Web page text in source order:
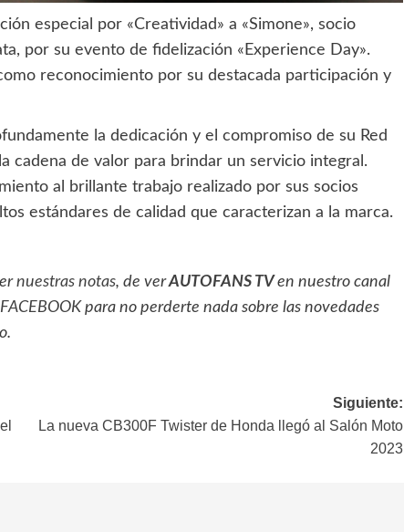
especial por «Creatividad» a «Simone», socio
por su evento de fidelización «Experience Day».
reconocimiento por su destacada participación y
la dedicación y el compromiso de su Red
cadena de valor para brindar un servicio integral.
al brillante trabajo realizado por sus socios
estándares de calidad que caracterizan a la marca.
nuestras notas, de verAUTOFANS TV en nuestro canal
FACEBOOK para no perderte nada sobre las novedades
Siguiente:
La nueva CB300F Twister de Honda llegó al Salón Moto
2023